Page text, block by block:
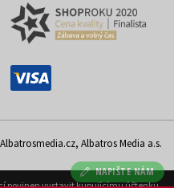
NAPIŠTE NÁM
Albatros Media a.s.
povinen vystavit kupujícímu účtenku.